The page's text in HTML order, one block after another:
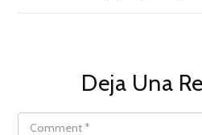
Deja Una
COMMENT